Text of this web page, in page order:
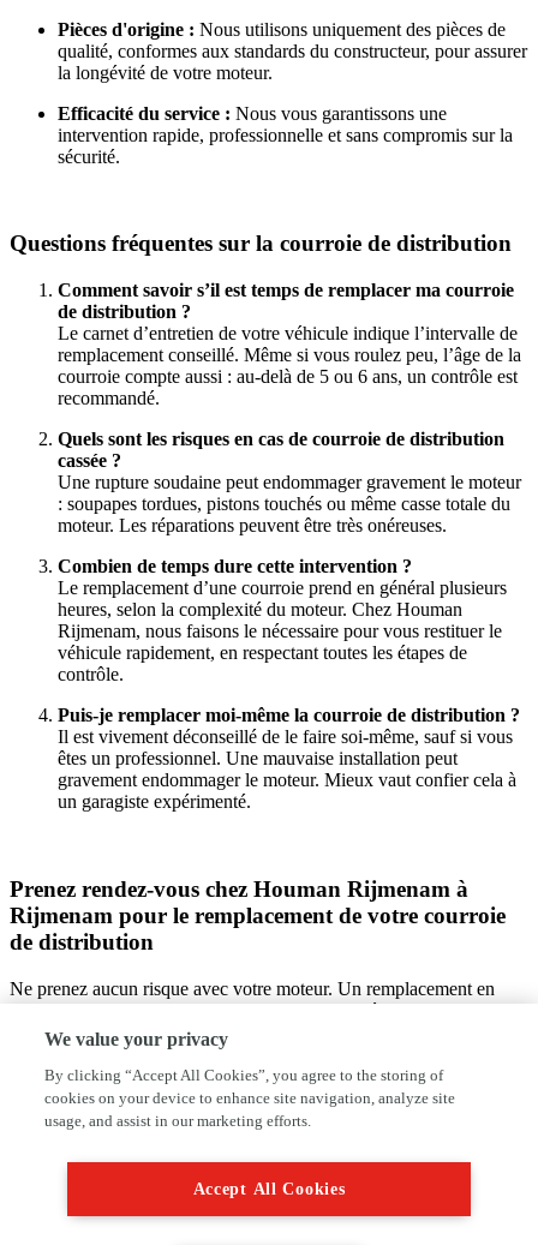
Pièces d'origine : Nous utilisons uniquement des pièces de
qualité, conformes aux standards du constructeur, pour assurer
la longévité de votre moteur.
Efficacité du service : Nous vous garantissons une
intervention rapide, professionnelle et sans compromis sur la
sécurité.
Questions fréquentes sur la courroie de distribution
Comment savoir s’il est temps de remplacer ma courroie
de distribution ?
Le carnet d’entretien de votre véhicule indique l’intervalle de
remplacement conseillé. Même si vous roulez peu, l’âge de la
courroie compte aussi : au-delà de 5 ou 6 ans, un contrôle est
recommandé.
Quels sont les risques en cas de courroie de distribution
cassée ?
Une rupture soudaine peut endommager gravement le moteur
: soupapes tordues, pistons touchés ou même casse totale du
moteur. Les réparations peuvent être très onéreuses.
Combien de temps dure cette intervention ?
Le remplacement d’une courroie prend en général plusieurs
heures, selon la complexité du moteur. Chez Houman
Rijmenam, nous faisons le nécessaire pour vous restituer le
véhicule rapidement, en respectant toutes les étapes de
contrôle.
Puis-je remplacer moi-même la courroie de distribution ?
Il est vivement déconseillé de le faire soi-même, sauf si vous
êtes un professionnel. Une mauvaise installation peut
gravement endommager le moteur. Mieux vaut confier cela à
un garagiste expérimenté.
Prenez rendez-vous chez Houman Rijmenam à
Rijmenam pour le remplacement de votre courroie
de distribution
Ne prenez aucun risque avec votre moteur. Un remplacement en
temps voulu de la courroie de distribution vous évitera des
réparations coûteuses. Contactez Houman Rijmenam à Rijmenam
pour un service fiable et efficace. Nous sommes situés à
Weynesbaan 1, 2820. Appelez-nous au 3215500850 ou écrivez à
rijmenam@houman.be pour réserver votre rendez-vous. Votre
tranquillité d’esprit commence ici !
We value your privacy
By clicking “Accept All Cookies”, you agree to the storing of
cookies on your device to enhance site navigation, analyze site
usage, and assist in our marketing efforts.
Accept All Cookies